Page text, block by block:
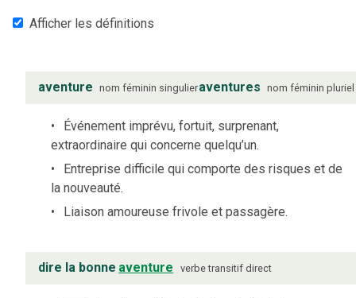
Afficher les définitions
aventure nom féminin singulieraventures nom féminin pluriel
Événement imprévu, fortuit, surprenant,
extraordinaire qui concerne quelqu’un.
Entreprise difficile qui comporte des risques et de
la nouveauté.
Liaison amoureuse frivole et passagère.
dire la bonne aventure verbe transitif direct